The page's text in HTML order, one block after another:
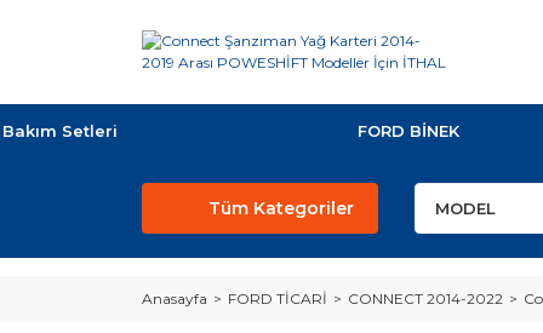
Bakım Setleri FORD BİNEK
Tüm Kategoriler
Anasayfa FORD TİCARİ CONNECT 2014-2022